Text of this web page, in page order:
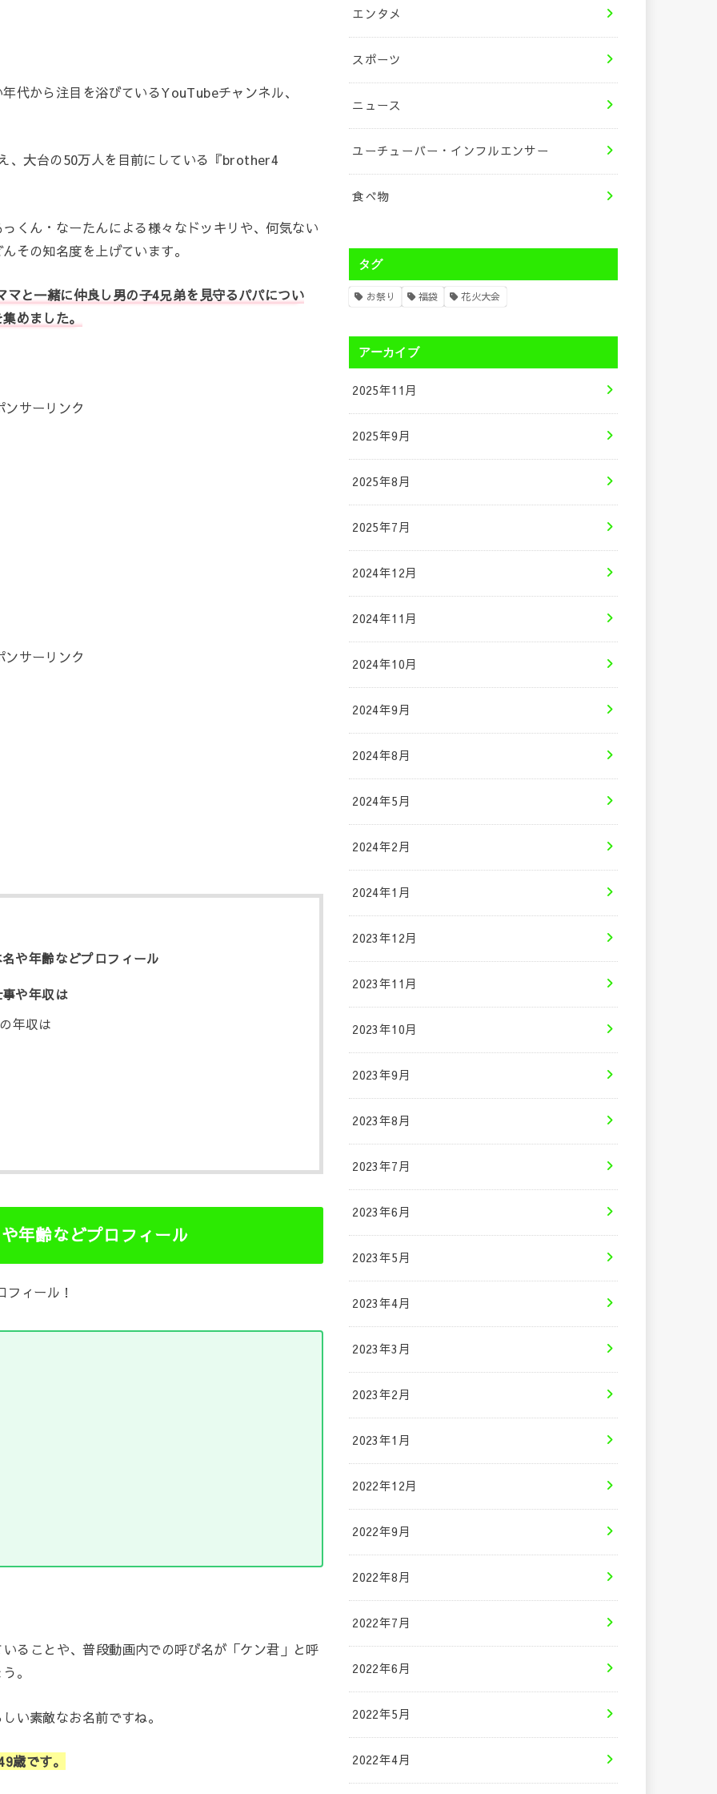
代から注目を浴びているYouTubeチャンネル、
、大台の50万人を目前にしている『brother4
くん・なーたんによる様々なドッキリや、何気ない
その知名度を上げています。
と一緒に仲良し男の子4兄弟を見守るパパについ
めました。
ンサーリンク
ンサーリンク
や年齢などプロフィール
や年収は
年収は
年齢などプロフィール
ィール！
ることや、普段動画内での呼び名が「ケン君」と呼
。
い素敵なお名前ですね。
歳です。
エンタメ
スポーツ
ニュース
ユーチューバー・インフルエンサー
食べ物
タグ
お祭り 福袋 花火大会
アーカイブ
2025年11月
2025年9月
2025年8月
2025年7月
2024年12月
2024年11月
2024年10月
2024年9月
2024年8月
2024年5月
2024年2月
2024年1月
2023年12月
2023年11月
2023年10月
2023年9月
2023年8月
2023年7月
2023年6月
2023年5月
2023年4月
2023年3月
2023年2月
2023年1月
2022年12月
2022年9月
2022年8月
2022年7月
2022年6月
2022年5月
2022年4月